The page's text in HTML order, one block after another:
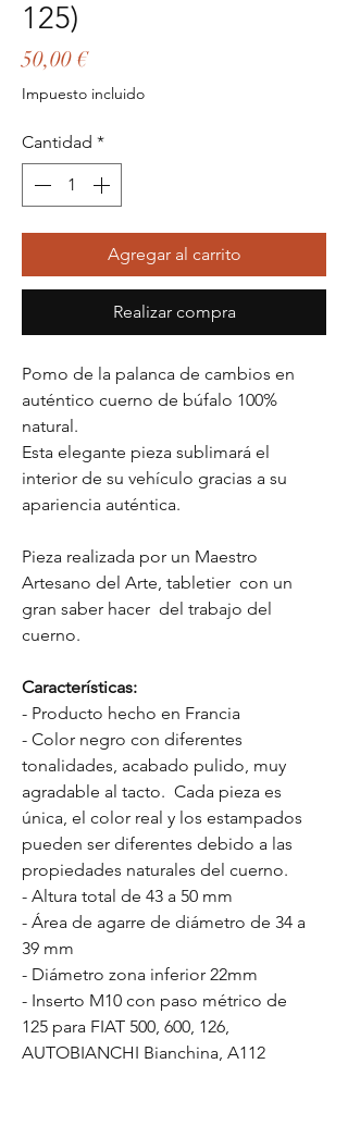
125)
50,00 €Precio
Impuesto incluido
Cantidad *
Agregar al carrito
Realizar compra
Pomo de la palanca de cambios en
auténtico cuerno de búfalo 100%
natural.
Esta elegante pieza sublimará el
interior de su vehículo gracias a su
apariencia auténtica.
Pieza realizada por un Maestro
Artesano del Arte, tabletier con un
gran saber hacer del trabajo del
cuerno.
Características:
- Producto hecho en Francia
- Color negro con diferentes
tonalidades, acabado pulido, muy
agradable al tacto. Cada pieza es
única, el color real y los estampados
pueden ser diferentes debido a las
propiedades naturales del cuerno.
- Altura total de 43 a 50 mm
- Área de agarre de diámetro de 34 a
39 mm
- Diámetro zona inferior 22mm
- Inserto M10 con paso métrico de
125 para FIAT 500, 600, 126,
AUTOBIANCHI Bianchina, A112